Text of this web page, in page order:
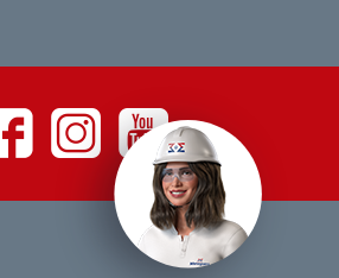
Facebook InstagramYoutube